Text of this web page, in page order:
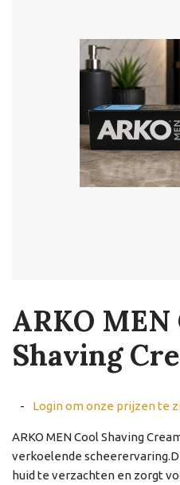
ARKO MEN
Shaving
- Login om onze prijzen te
ARKO MEN Cool Shaving
verkoelende
huid te verzachten en zorgt